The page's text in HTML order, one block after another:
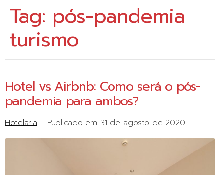
Tag: pós-pandemia
turismo
Hotel vs Airbnb: Como será o pós-
pandemia para ambos?
Hotelaria Publicado em 31 de agosto de 2020